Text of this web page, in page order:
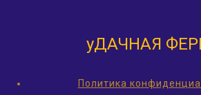
уДАЧНАЯ
Политика